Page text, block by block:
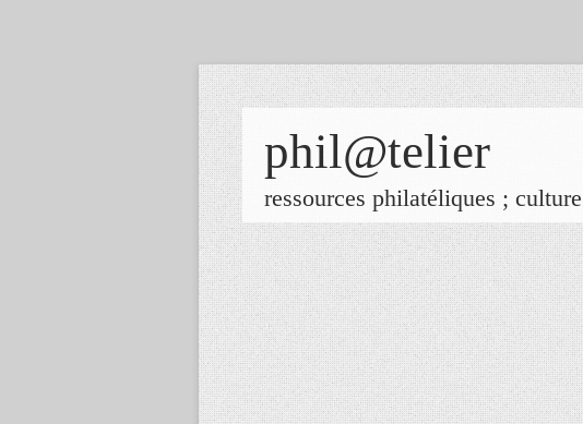
phil@telier
ressources philatéliques ;